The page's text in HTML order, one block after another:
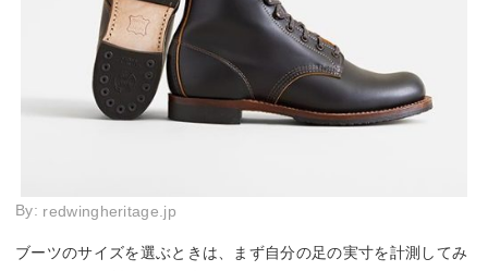
By: redwingheritage.jp
ブーツのサイズを選ぶときは、まず自分の足の実寸を計測してみ